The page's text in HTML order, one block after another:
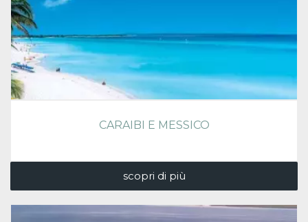
CARAIBI E MESSICO
scopri di più